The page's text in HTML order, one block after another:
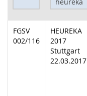
FGSV
002/116
HEUREKA
2017
Stuttgart
22.03.2017